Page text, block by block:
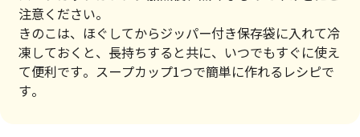
注意ください。
きのこは、ほぐしてからジッパー付き保存袋に入れて冷
凍しておくと、長持ちすると共に、いつでもすぐに使え
て便利です。スープカップ1つで簡単に作れるレシピで
す。